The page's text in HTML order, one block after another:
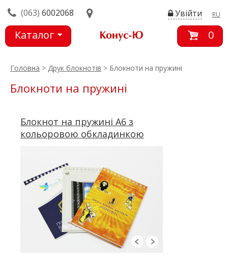
(063) 6002068 RU
Увійти
Каталог
0
Головна > Друк блокнотів > Блокноти на пружині
Блокноти на пружині
Блокнот на пружині А6 з
кольоровою обкладинкою